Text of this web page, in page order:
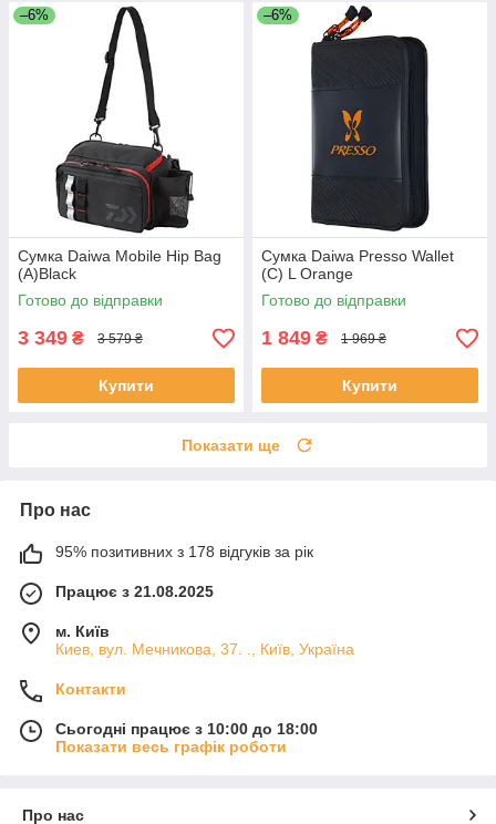
–6%
Сумка Daiwa Mobile Hip Bag
(A)Black
Готово до відправки
3 349 ₴ 3 579 ₴
Купити
–6%
Сумка Daiwa Presso Wallet
(C) L Orange
Готово до відправки
1 849 ₴ 1 969 ₴
Купити
Показати ще
Про нас
95% позитивних з 178 відгуків за рік
Працює з 21.08.2025
м. Київ
Киев, вул. Мечникова, 37. ., Київ, Україна
Контакти
Сьогодні працює з 10:00 до 18:00
Показати весь графік роботи
Про нас